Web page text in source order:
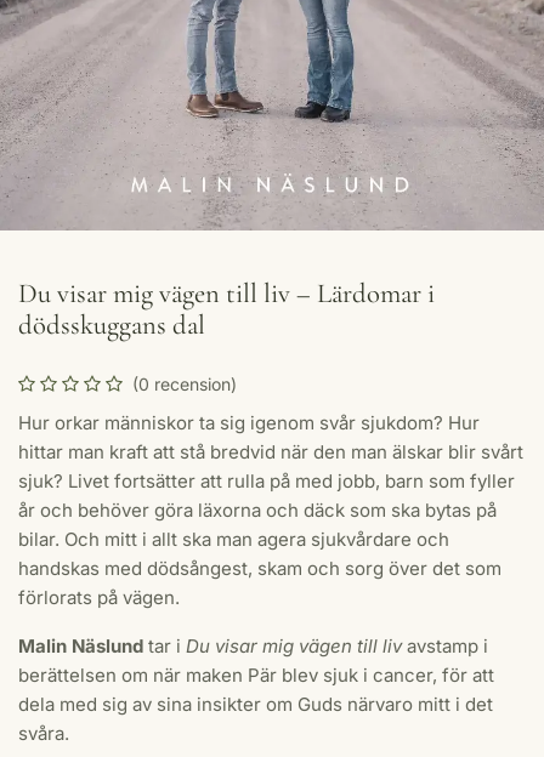
Du visar mig vägen till liv – Lärdomar i
dödsskuggans dal
(0 recension)
Hur orkar människor ta sig igenom svår sjukdom? Hur
hittar man kraft att stå bredvid när den man älskar blir svårt
sjuk? Livet fortsätter att rulla på med jobb, barn som fyller
år och behöver göra läxorna och däck som ska bytas på
bilar. Och mitt i allt ska man agera sjukvårdare och
handskas med dödsångest, skam och sorg över det som
förlorats på vägen.
Malin Näslund tar i Du visar mig vägen till livavstamp i
berättelsen om när maken Pär blev sjuk i cancer, för att
dela med sig av sina insikter om Guds närvaro mitt i det
svåra.